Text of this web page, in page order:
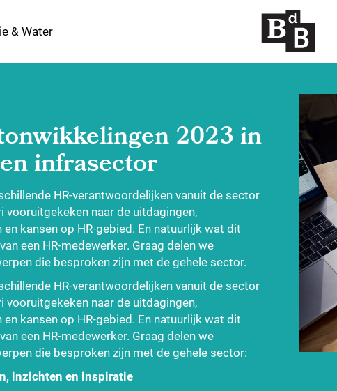
& Water
2023 in
infrasector
HR-verantwoordelijken vanuit de sector
vooruitgekeken naar de uitdagingen,
kansen op HR-gebied. En natuurlijk wat dit
een HR-medewerker. Graag delen we
die besproken zijn met de gehele sector.
HR-verantwoordelijken vanuit de sector
vooruitgekeken naar de uitdagingen,
kansen op HR-gebied. En natuurlijk wat dit
een HR-medewerker. Graag delen we
die besproken zijn met de gehele sector:
inzichten en inspiratie